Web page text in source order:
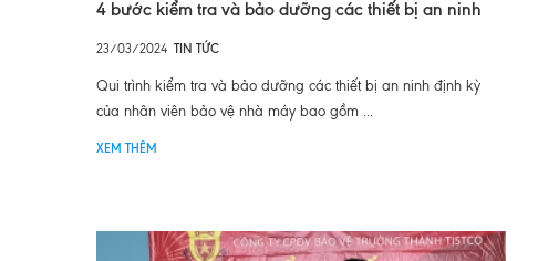
4 bước kiểm tra và bảo dưỡng các thiết bị an ninh
23/03/2024 TIN TỨC
Qui trình kiểm tra và bảo dưỡng các thiết bị an ninh định kỳ
của nhân viên bảo vệ nhà máy bao gồm ...
XEM THÊM